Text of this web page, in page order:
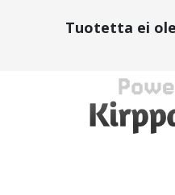
Tuotetta ei